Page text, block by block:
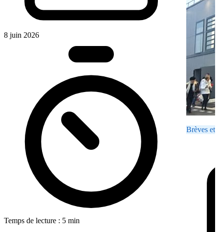
8 juin 2026
Temps de lecture : 5 min
Brèves et